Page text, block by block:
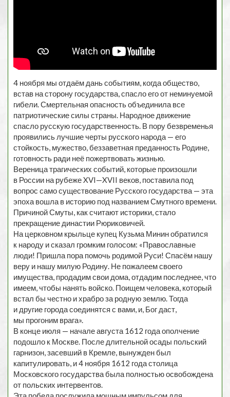
4 ноября мы отдаём дань событиям, когда общество,
встав на сторону государства, спасло его от неминуемой
гибели. Смертельная опасность объединила все
патриотические силы страны. Народное движение
спасло русскую государственность. В пору безвременья
проявились лучшие черты русского народа — его
стойкость, мужество, беззаветная преданность Родине,
готовность ради неё пожертвовать жизнью.
Вереница трагических событий, которые произошли
в России на рубеже XVI—XVII веков, поставила под
вопрос само существование Русского государства — эта
эпоха вошла в историю под названием Смутного времени.
Причиной Смуты, как считают историки, стало
прекращение династии Рюриковичей.
На церковном крыльце купец Кузьма Минин обратился
к народу и сказал громким голосом: «Православные
люди! Пришла пора помочь родимой Руси! Спасём нашу
веру и нашу милую Родину. Не пожалеем своего
имущества, продадим свои дома, отдадим последнее, что
имеем, чтобы нанять войско. Поищем человека, который
встал бы честно и храбро за родную землю. Тогда
и другие города соединятся с вами, и, Бог даст,
мы прогоним врага».
В конце июля — начале августа 1612 года ополчение
подошло к Москве. После длительной осады польский
гарнизон, засевший в Кремле, вынужден был
капитулировать, и 4 ноября 1612 года столица
Московского государства была полностью освобождена
от польских интервентов.